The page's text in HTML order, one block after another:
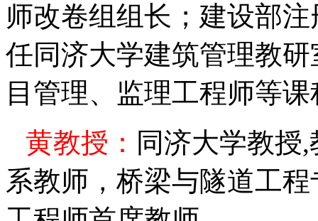
师改卷组组长；建设部
任同济大学建筑管理教
目管理、监理工程师等
黄教授： 同济大学教授,
系教师，桥梁与隧道工